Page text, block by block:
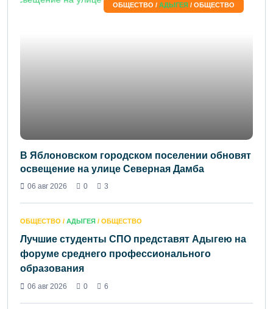
ОБЩЕСТВО / АДЫГЕЯ / ОБЩЕСТВО
В Яблоновском городском поселении обновят
освещение на улице Северная Дамба
06 авг 2026 0 3
ОБЩЕСТВО / АДЫГЕЯ / ОБЩЕСТВО
Лучшие студенты СПО представят Адыгею на
форуме среднего профессионального
образования
06 авг 2026 0 6